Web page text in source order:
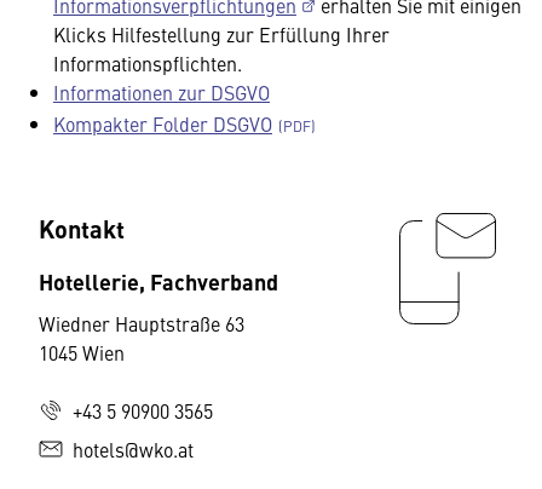
Klicks Hilfestellung zur Erfüllung Ihrer
Informationspflichten.
Informationen zur DSGVO
Kompakter Folder DSGVO
Kontakt
Hotellerie, Fachverband
Wiedner Hauptstraße 63
1045 Wien
+43 5 90900 3565
hotels@wko.at